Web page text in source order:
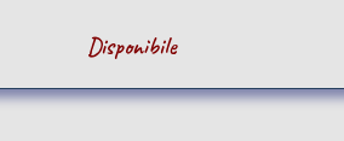
Disponibile